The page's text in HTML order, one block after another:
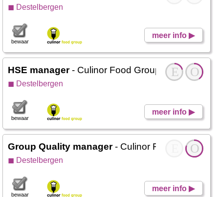
◼ Destelbergen
meer info ▶
bewaar
O
E
HSE manager- Culinor Food Group
◼ Destelbergen
meer info ▶
bewaar
O
Group Quality manager- Culinor Food Group
◼ Destelbergen
meer info ▶
bewaar